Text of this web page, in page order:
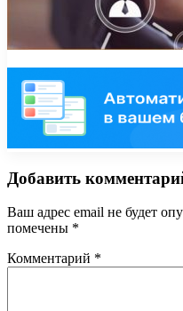
Добавить
Ваш адрес email не будет
помечены *
Комментарий *